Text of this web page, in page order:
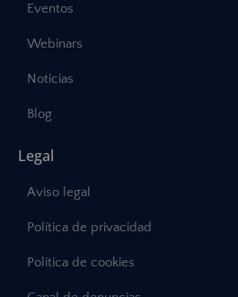
Eventos
Webinars
Noticias
Blog
Legal
Aviso legal
Política de privacidad
Política de cookies